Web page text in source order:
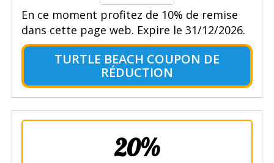
En ce moment profitez de 10% de remise
dans cette page web. Expire le 31/12/2026.
TURTLE BEACH COUPON DE
RÉDUCTION
20%